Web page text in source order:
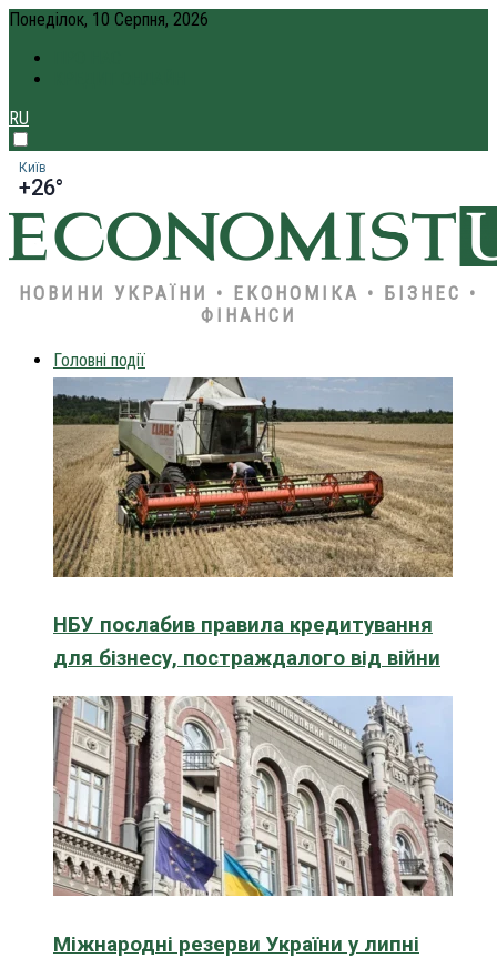
Понеділок, 10 Серпня, 2026
RU
Київ
+26°
НОВИНИ УКРАЇНИ • ЕКОНОМІКА • БІЗНЕС •
ФІНАНСИ
Головні події
НБУ послабив правила кредитування
для бізнесу, постраждалого від війни
Міжнародні резерви України у липні